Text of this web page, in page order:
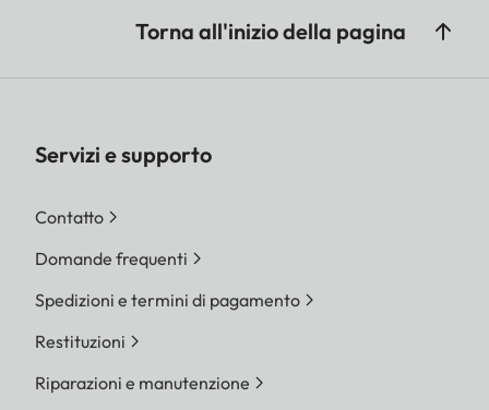
Torna all'inizio della pagina
Servizi e supporto
Contatto
Domande frequenti
Spedizioni e termini di pagamento
Restituzioni
Riparazioni e manutenzione